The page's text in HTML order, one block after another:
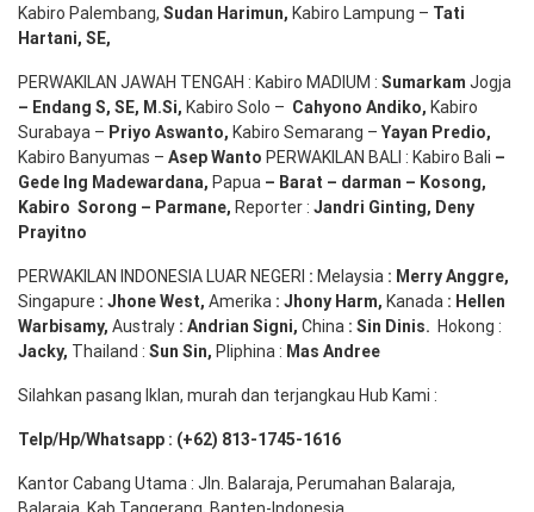
Kabiro Palembang, Sudan Harimun, Kabiro Lampung – Tati
Hartani, SE,
PERWAKILAN JAWAH TENGAH : Kabiro MADIUM : Sumarkam Jogja
– Endang S, SE, M.Si, Kabiro Solo – Cahyono Andiko, Kabiro
Surabaya – Priyo Aswanto, Kabiro Semarang – Yayan Predio,
Kabiro Banyumas – AsepWanto PERWAKILAN BALI : Kabiro Bali –
Gede Ing Madewardana, Papua – Barat – darman – Kosong,
Kabiro Sorong – Parmane, Reporter : Jandri Ginting, Deny
Prayitno
PERWAKILAN INDONESIA LUAR NEGERI : Melaysia : MerryAnggre,
Singapure : JhoneWest, Amerika : Jhony Harm, Kanada : Hellen
Warbisamy, Australy : Andrian Signi, China : Sin Dinis. Hokong :
Jacky, Thailand : Sun Sin, Pliphina : Mas Andree
Silahkan pasang Iklan, murah dan terjangkau Hub Kami :
Telp/Hp/Whatsapp : (+62) 813-1745-1616
Kantor Cabang Utama : Jln. Balaraja, Perumahan Balaraja,